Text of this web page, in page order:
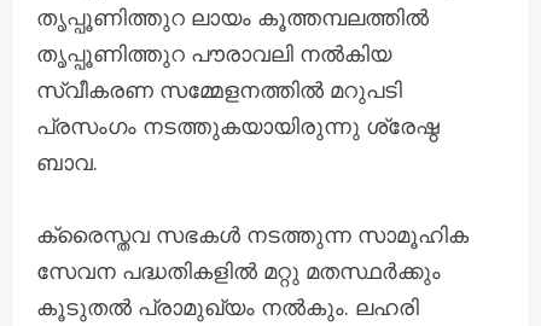
തൃപ്പൂണിത്തുറ ലായം കൂത്തമ്പലത്തിൽ
തൃപ്പൂണിത്തുറ പൗരാവലി നൽകിയ
സ്വീകരണ സമ്മേളനത്തിൽ മറുപടി
പ്രസംഗം നടത്തുകയായിരുന്നു ശ്രേഷ്ഠ
ബാവ.
ക്രൈസ്തവ സഭകൾ നടത്തുന്ന സാമൂഹിക
സേവന പദ്ധതികളിൽ മറ്റു മതസ്ഥർക്കും
കൂടുതൽ പ്രാമുഖ്യം നൽകും. ലഹരി